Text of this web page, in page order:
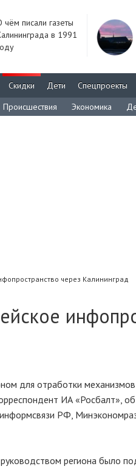
чём писали газеты
в 1991
Скидки Дети Спецпроекты
Происшествия Экономика
через Калининград
для отработки
ИА «Росбалт»,
РФ,
региона было